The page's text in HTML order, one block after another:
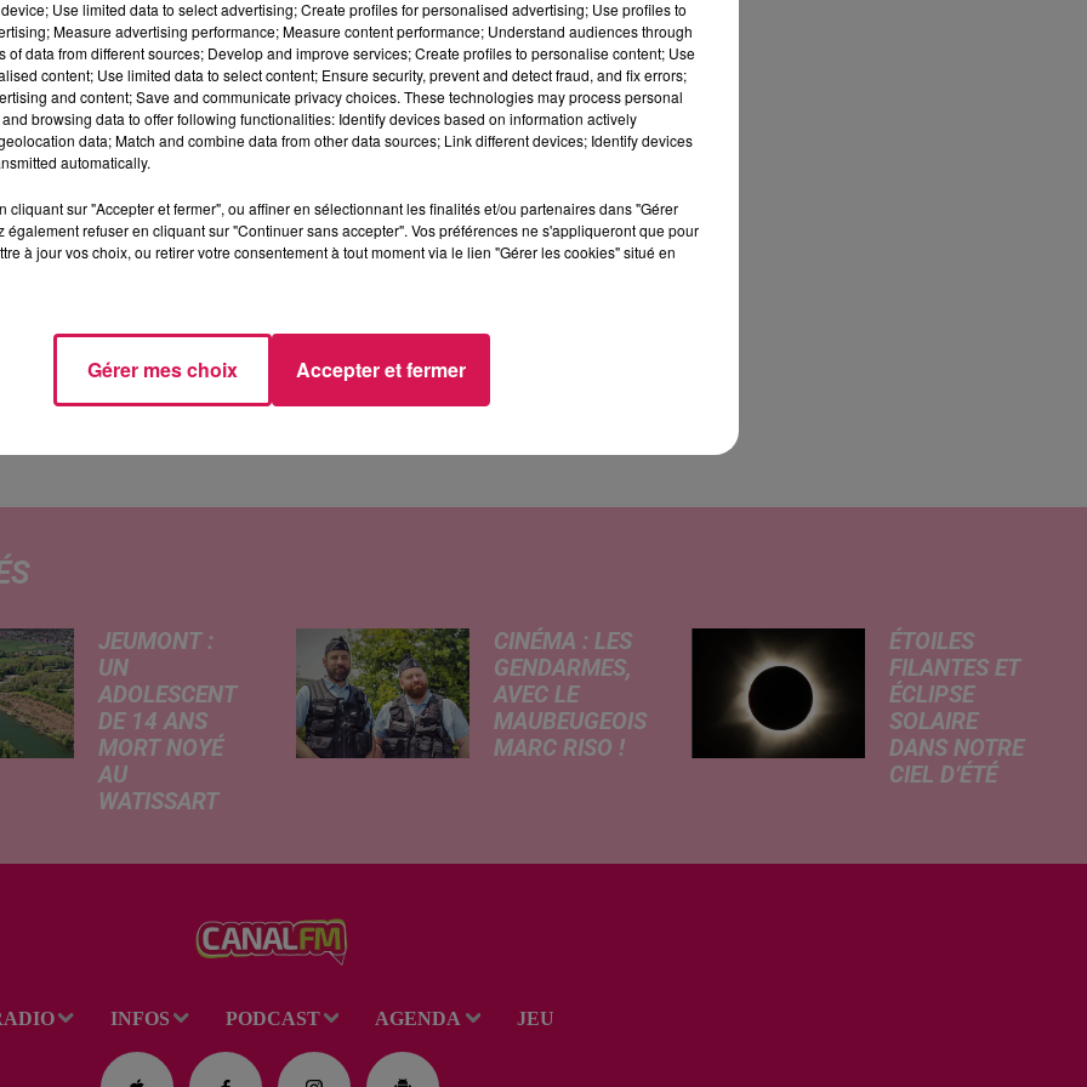
dans les départements où le taux d'incidence est inférieur
de porter des masques. Ça sera donc le cas en Thiérache
jour après jour.
à cause de taux d'incidence beaucoup plus élevés sur
masque restera obligatoire dans les écoles élémentaires de
du Nord passera à son tour sous la barre des 50 cas
et pourrait même être prolongé en cas de rebond de
dernier patient Covid hospitalisé sur Hirson a regagné son
hospitalier de Maubeuge qui accueille encore de temps
JEUMONT :
UN
ADOLESCENT
DE 14 ANS
MORT NOYÉ
AU
WATISSART
lundi par nos
confrères de La
perdu la vie dans
le plan d'eau de
CINÉMA : LES
GENDARMES,
AVEC LE
MAUBEUGEOIS
MARC RISO !
de la célèbre bande
cinéma. À cette
ÉTOILES
FILANTES ET
ÉCLIPSE
SOLAIRE
DANS NOTRE
CIEL D’ÉTÉ
exceptionnel qui
INFOS PODCAST AGENDA JEU
Use limited data to select advertising; Create profiles for personalised advertising; Use profiles to
Measure advertising performance; Measure content performance; Understand audiences through
of data from different sources; Develop and improve services; Create profiles to personalise content; Use
content; Use limited data to select content; Ensure security, prevent and detect fraud, and fix errors;
and content; Save and communicate privacy choices. These technologies may process personal
browsing data to offer following functionalities: Identify devices based on information actively
data; Match and combine data from other data sources; Link different devices; Identify devices
automatically.
cliquant sur "Accepter et fermer", ou affiner en sélectionnant les finalités et/ou partenaires dans "Gérer
également refuser en cliquant sur "Continuer sans accepter". Vos préférences ne s'appliqueront que pour
à jour vos choix, ou retirer votre consentement à tout moment via le lien "Gérer les cookies" situé en
Gérer mes choix Accepter et fermer